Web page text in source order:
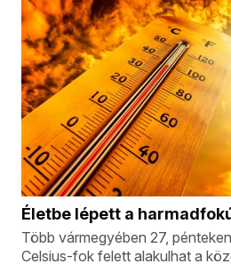
Életbe lépett a
Több vármegyében 27,
Celsius-fok felett alakulhat a